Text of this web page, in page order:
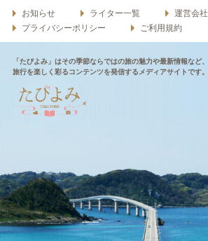
お知らせ ライター一覧
運営会社
プライバシーポリシー
ご利用規約
「たびよみ」はその季節ならではの旅の魅力や最新情報など、
旅行を楽しく彩るコンテンツを発信するメディアサイトです。